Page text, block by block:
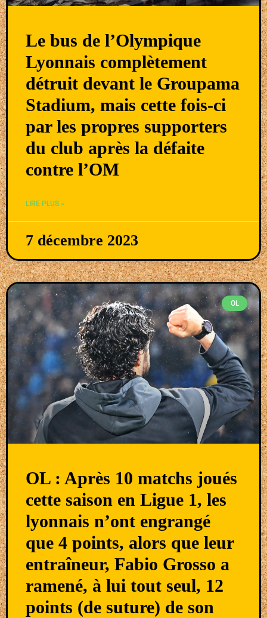
Le bus de l’Olympique
Lyonnais complètement
détruit devant le Groupama
Stadium, mais cette fois-ci
par les propres supporters
du club après la défaite
contre l’OM
LIRE PLUS »
7 décembre 2023
OL
OL : Après 10 matchs joués
cette saison en Ligue 1, les
lyonnais n’ont engrangé
que 4 points, alors que leur
entraîneur, Fabio Grosso a
ramené, à lui tout seul, 12
points (de suture) de son